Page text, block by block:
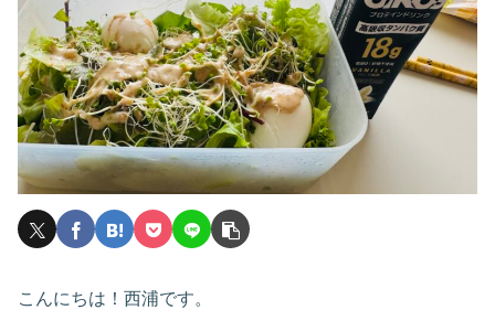
こんにちは！西浦です。